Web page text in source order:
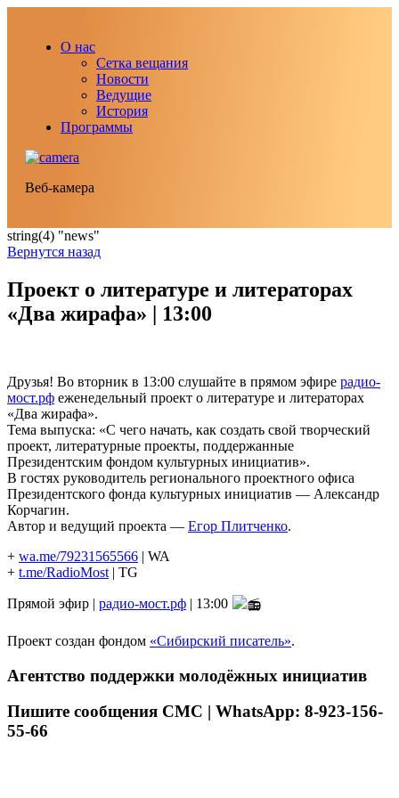
О нас
Сетка вещания
Новости
Ведущие
История
Программы
Веб-камера
string(4) "news"
Вернутся назад
Проект о литературе и литераторах
«Два жирафа» | 13:00
Друзья! Во вторник в 13:00 слушайте в прямом эфире радио-
мост.рф еженедельный проект о литературе и литераторах
«Два жирафа».
Тема выпуска: «С чего начать, как создать свой творческий
проект, литературные проекты, поддержанные
Президентским фондом культурных инициатив».
В гостях руководитель регионального проектного офиса
Президентского фонда культурных инициатив — Александр
Корчагин.
Автор и ведущий проекта — Егор Плитченко.
+ wa.me/79231565566 | WA
+ t.me/RadioMost | TG
Прямой эфир | радио-мост.рф | 13:00
Проект создан фондом «Сибирский писатель».
Агентство поддержки молодёжных инициатив
Пишите сообщения СМС | WhatsApp: 8-923-156-
55-66